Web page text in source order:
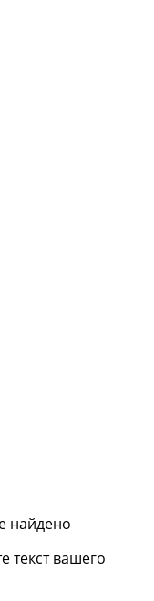
найдено
текст вашего